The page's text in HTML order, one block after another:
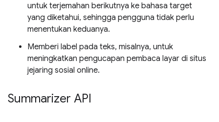
untuk terjemahan berikutnya ke bahasa target
yang diketahui, sehingga pengguna tidak perlu
menentukan keduanya.
Memberi label pada teks, misalnya, untuk
meningkatkan pengucapan pembaca layar di situs
jejaring sosial online.
Summarizer API